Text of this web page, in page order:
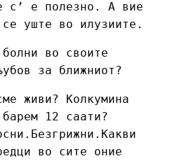
с’ е полезно. А вие
уште во илузиите.
во своите
за ближниот?
живи? Колкумина
12 саати?
во сите оние